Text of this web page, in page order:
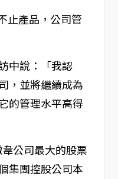
中說：「我認
，並將繼續成為
的管理水平高得
公司最大的股票
集團控股公司本